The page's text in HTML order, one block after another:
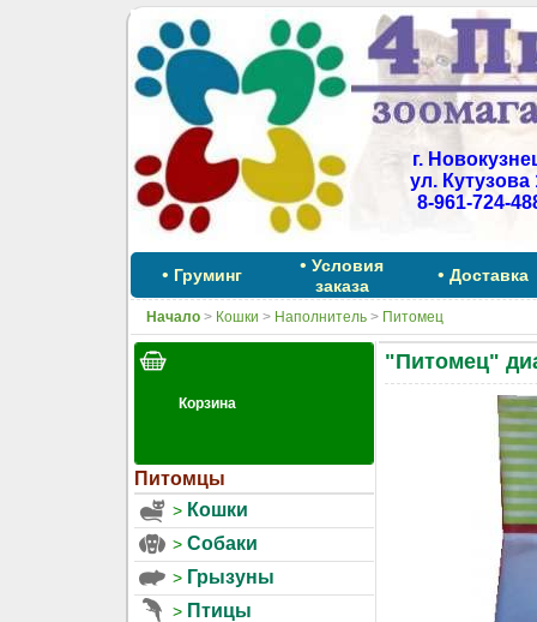
г.
ул. Кутузова
8-961-724-
• Груминг • Условия
заказа
• Доставка
Начало> Кошки > Наполнитель> Питомец
Питомцы
Кошки
Собаки
Грызуны
Птицы
"Питомец"